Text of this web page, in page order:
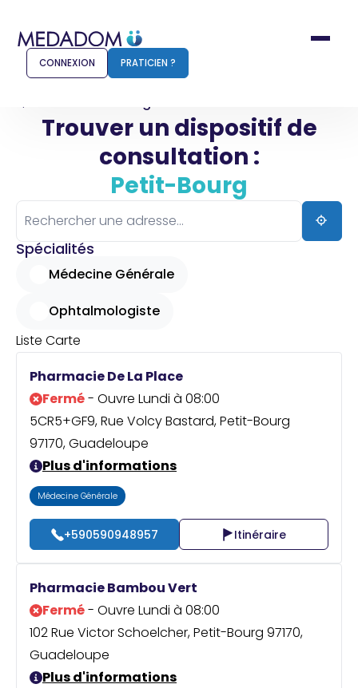
Comment ça marche ?
Pharmacien
Connexion
Praticien ?
CONNEXION PRATICIEN ?
Petit-Bourg
Trouver un dispositif de
consultation :
Petit-Bourg
Spécialités
Médecine Générale
Ophtalmologiste
Liste Carte
Pharmacie De La Place
Fermé- Ouvre Lundi à 08:00
5CR5+GF9, Rue Volcy Bastard, Petit-Bourg
97170, Guadeloupe
Plus d'informations
Médecine Générale
+590590948957 Itinéraire
Pharmacie Bambou Vert
Fermé- Ouvre Lundi à 08:00
102 Rue Victor Schoelcher, Petit-Bourg 97170,
Guadeloupe
Plus d'informations